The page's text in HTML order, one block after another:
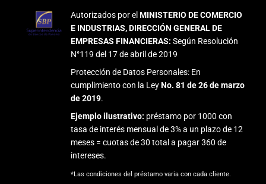
Autorizados por el MINISTERIO DE COMERCIO
E INDUSTRIAS, DIRECCIÓN GENERAL DE
EMPRESAS FINANCIERAS: Según Resolución
N°119 del 17 de abril de 2019
Protección de Datos Personales: En
cumplimiento con la LeyNo. 81 de 26 de marzo
de 2019.
Ejemplo ilustrativo: préstamo por 1000 con
tasa de interés mensual de 3% a un plazo de 12
meses = cuotas de 30 total a pagar 360 de
intereses.
*Las condiciones del préstamo varia con cada cliente.